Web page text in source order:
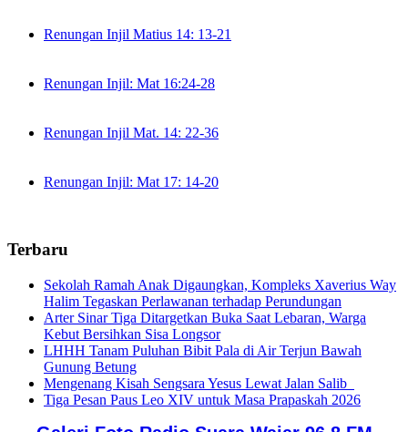
Renungan Injil Matius 14: 13-21
Renungan Injil: Mat 16:24-28
Renungan Injil Mat. 14: 22-36
Renungan Injil: Mat 17: 14-20
Terbaru
Sekolah Ramah Anak Digaungkan, Kompleks Xaverius Way
Halim Tegaskan Perlawanan terhadap Perundungan
Arter Sinar Tiga Ditargetkan Buka Saat Lebaran, Warga
Kebut Bersihkan Sisa Longsor
LHHH Tanam Puluhan Bibit Pala di Air Terjun Bawah
Gunung Betung
Mengenang Kisah Sengsara Yesus Lewat Jalan Salib
Tiga Pesan Paus Leo XIV untuk Masa Prapaskah 2026